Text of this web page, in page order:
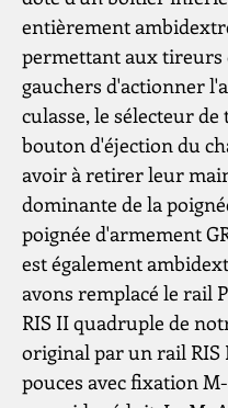
entièrement
permettant aux
gauchers d'actionner
culasse, le sélecteur de
bouton d'éjection du
avoir à retirer leur
dominante de la
poignée d'armement
est également
avons remplacé le rail
RIS II quadruple de
original par un rail RIS
pouces avec fixation